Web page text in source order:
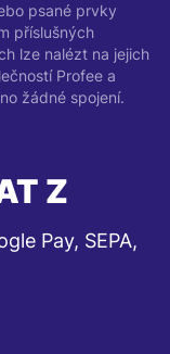
psané prvky
příslušných
lze nalézt na jejich
Profee a
žádné spojení.
Z
Pay, SEPA,